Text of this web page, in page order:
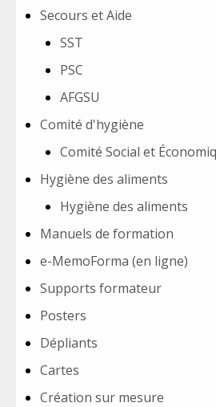
Secours et Aide
SST
PSC
AFGSU
Comité d'hygiène
Comité Social et
Hygiène des aliments
Hygiène des aliments
Manuels de formation
e-MemoForma (en ligne)
Supports formateur
Posters
Dépliants
Cartes
Création sur mesure